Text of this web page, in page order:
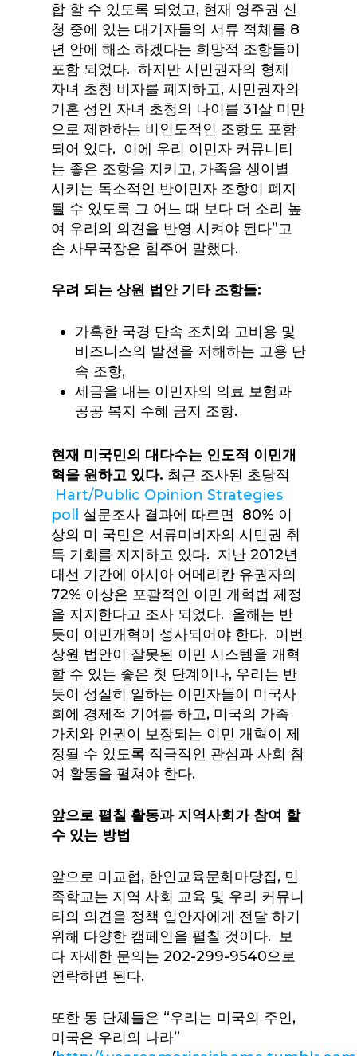
합 할 수 있도록 되었고, 현재 영주권 신
청 중에 있는 대기자들의 서류 적체를 8
년 안에 해소 하겠다는 희망적 조항들이
포함 되었다. 하지만 시민권자의 형제
자녀 초청 비자를 폐지하고, 시민권자의
기혼 성인 자녀 초청의 나이를 31살 미만
으로 제한하는 비인도적인 조항도 포함
되어 있다. 이에 우리 이민자 커뮤니티
는 좋은 조항을 지키고, 가족을 생이별
시키는 독소적인 반이민자 조항이 폐지
될 수 있도록 그 어느 때 보다 더 소리 높
여 우리의 의견을 반영 시켜야 된다”고
손 사무국장은 힘주어 말했다.
우려 되는 상원 법안 기타 조항들:
가혹한 국경 단속 조치와 고비용 및
비즈니스의 발전을 저해하는 고용 단
속 조항,
세금을 내는 이민자의 의료 보험과
공공 복지 수혜 금지 조항.
현재 미국민의 대다수는 인도적 이민개
혁을 원하고 있다. 최근 조사된 초당적
Hart/Public Opinion Strategies
poll
설문조사 결과에 따르면 80% 이
상의 미 국민은 서류미비자의 시민권 취
득 기회를 지지하고 있다. 지난 2012년
대선 기간에 아시아 어메리칸 유권자의
72% 이상은 포괄적인 이민 개혁법 제정
을 지지한다고 조사 되었다. 올해는 반
듯이 이민개혁이 성사되어야 한다. 이번
상원 법안이 잘못된 이민 시스템을 개혁
할 수 있는 좋은 첫 단계이나, 우리는 반
듯이 성실히 일하는 이민자들이 미국사
회에 경제적 기여를 하고, 미국의 가족
가치와 인권이 보장되는 이민 개혁이 제
정될 수 있도록 적극적인 관심과 사회 참
여 활동을 펼쳐야 한다.
앞으로 펼칠 활동과 지역사회가 참여 할
수 있는 방법
앞으로 미교협, 한인교육문화마당집, 민
족학교는 지역 사회 교육 및 우리 커뮤니
티의 의견을 정책 입안자에게 전달 하기
위해 다양한 캠페인을 펼칠 것이다. 보
다 자세한 문의는 202-299-9540으로
연락하면 된다.
또한 동 단체들은 “우리는 미국의 주인,
미국은 우리의 나라”